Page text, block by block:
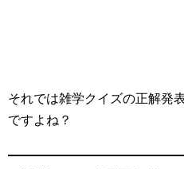
それでは雑学クイズの正解発
ですよね？